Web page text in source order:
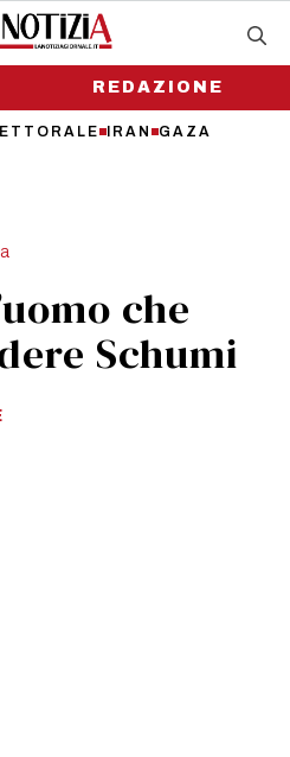
IRAN GAZA
REDAZIONE
che
Schumi